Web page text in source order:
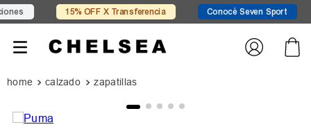
15% OFF X Transferencia Conocé Seven Sport
calzado zapatillas